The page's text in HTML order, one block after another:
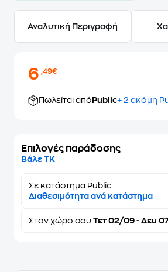
Αναλυτική Περιγραφή
6,49€
Πωλείται από Public+ 2 ακόμη
Επιλογές παράδοσης
Βάλε ΤΚ
Σε κατάστημα Public
Διαθεσιμότητα ανά κατάστημα
Στον χώρο σου Τετ 02/09 - Δευ